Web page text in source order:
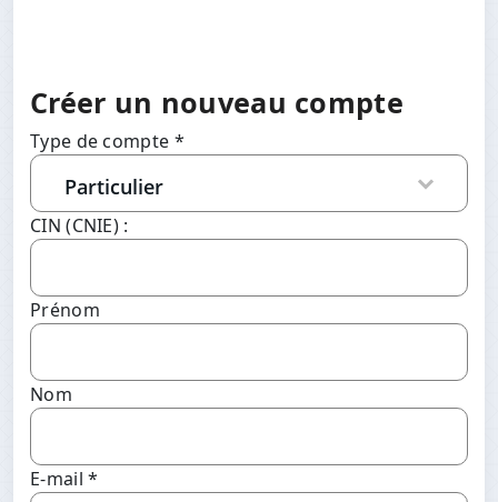
Créer un nouveau compte
Type de compte *
CIN (CNIE) :
Prénom
Nom
E-mail *